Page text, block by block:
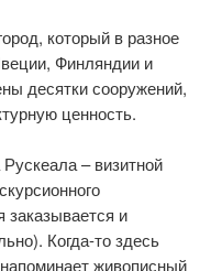
который в разное
Финляндии и
десятки сооружений,
ценность.
– визитной
заказывается и
Когда-то здесь
живописный